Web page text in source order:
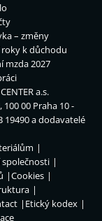
– změny
roky k důchodu
mzda 2027
a.s.
00 Praha 10 -
19490 a dodavatelé
Cookies
Etický kodex